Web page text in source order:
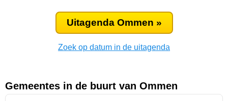
Uitagenda Ommen »
Zoek op datum in de uitagenda
Gemeentes in de buurt van Ommen